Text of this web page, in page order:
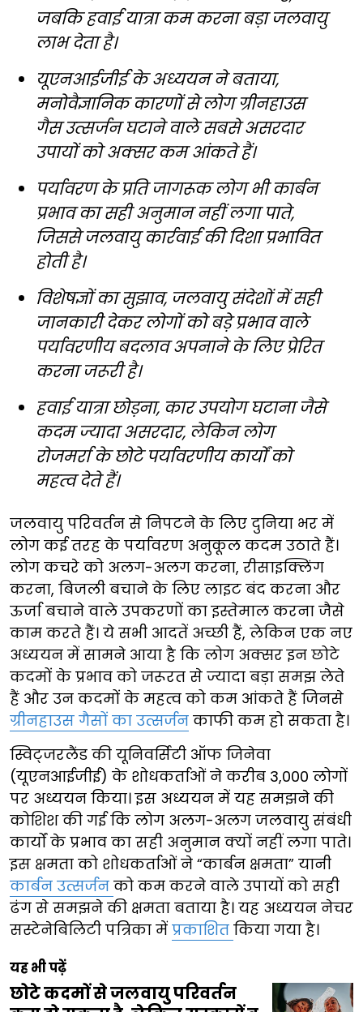
जबकि हवाई यात्रा कम करना बड़ा जलवायु
लाभ देता है।
यूएनआईजीई के अध्ययन ने बताया,
मनोवैज्ञानिक कारणों से लोग ग्रीनहाउस
गैस उत्सर्जन घटाने वाले सबसे असरदार
उपायों को अक्सर कम आंकते हैं।
पर्यावरण के प्रति जागरूक लोग भी कार्बन
प्रभाव का सही अनुमान नहीं लगा पाते,
जिससे जलवायु कार्रवाई की दिशा प्रभावित
होती है।
विशेषज्ञों का सुझाव, जलवायु संदेशों में सही
जानकारी देकर लोगों को बड़े प्रभाव वाले
पर्यावरणीय बदलाव अपनाने के लिए प्रेरित
करना जरूरी है।
हवाई यात्रा छोड़ना, कार उपयोग घटाना जैसे
कदम ज्यादा असरदार, लेकिन लोग
रोजमर्रा के छोटे पर्यावरणीय कार्यों को
महत्व देते हैं।
जलवायु परिवर्तन से निपटने के लिए दुनिया भर में
लोग कई तरह के पर्यावरण अनुकूल कदम उठाते हैं।
लोग कचरे को अलग-अलग करना, रीसाइक्लिंग
करना, बिजली बचाने के लिए लाइट बंद करना और
ऊर्जा बचाने वाले उपकरणों का इस्तेमाल करना जैसे
काम करते हैं। ये सभी आदतें अच्छी हैं, लेकिन एक नए
अध्ययन में सामने आया है कि लोग अक्सर इन छोटे
कदमों के प्रभाव को जरूरत से ज्यादा बड़ा समझ लेते
हैं और उन कदमों के महत्व को कम आंकते हैं जिनसे
ग्रीनहाउस गैसों का उत्सर्जन काफी कम हो सकता है।
स्विट्जरलैंड की यूनिवर्सिटी ऑफ जिनेवा
(यूएनआईजीई) के शोधकर्ताओं ने करीब 3,000 लोगों
पर अध्ययन किया। इस अध्ययन में यह समझने की
कोशिश की गई कि लोग अलग-अलग जलवायु संबंधी
कार्यों के प्रभाव का सही अनुमान क्यों नहीं लगा पाते।
इस क्षमता को शोधकर्ताओं ने “कार्बन क्षमता” यानी
कार्बन उत्सर्जन को कम करने वाले उपायों को सही
ढंग से समझने की क्षमता बताया है। यह अध्ययन नेचर
सस्टेनेबिलिटी पत्रिका में प्रकाशित किया गया है।
यह भी पढ़ें
छोटे कदमों से जलवायु परिवर्तन